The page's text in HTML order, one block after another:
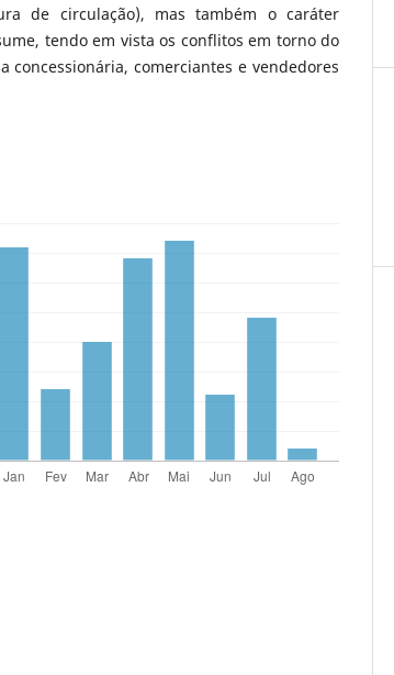
de circulação), mas também o caráter
tendo em vista os conflitos em torno do
concessionária, comerciantes e vendedores